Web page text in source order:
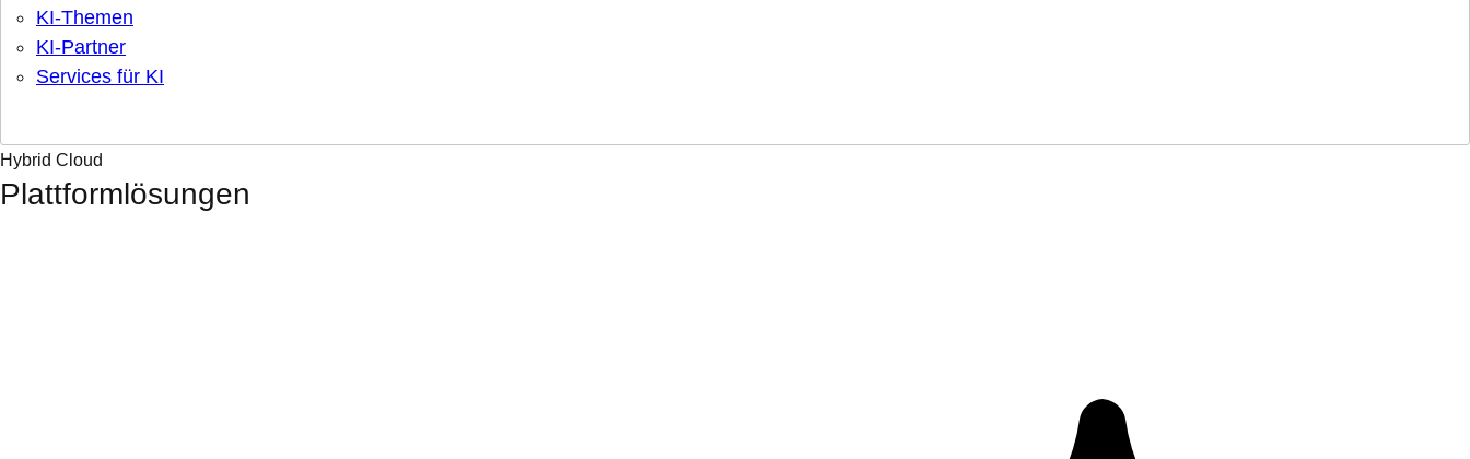
KI-Themen
KI-Partner
Services für KI
Hybrid Cloud
Plattformlösungen